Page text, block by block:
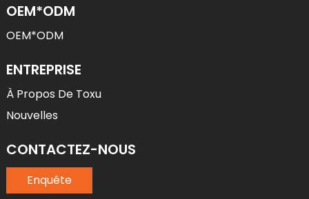
OEM*ODM
OEM*ODM
ENTREPRISE
À Propos De Toxu
Nouvelles
CONTACTEZ-NOUS
Enquête